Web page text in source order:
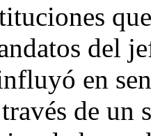
del
en
de un